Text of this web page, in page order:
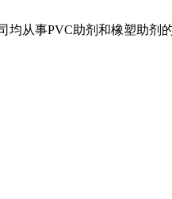
从事PVC助剂和橡塑助